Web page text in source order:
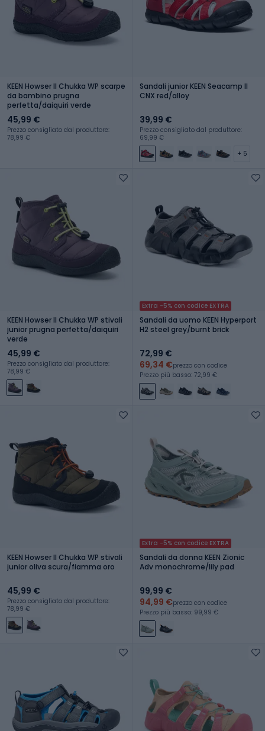
KEEN Howser II Chukka WP scarpe
da bambino prugna
perfetta/daiquiri verde
45,99 €
Prezzo consigliato dal produttore:
78,99 €
Sandali junior KEEN Seacamp II
CNX red/alloy
39,99 €
Prezzo consigliato dal produttore:
69,99 €
+ 5
KEEN Howser II Chukka WP stivali
junior prugna perfetta/daiquiri
verde
45,99 €
Prezzo consigliato dal produttore:
78,99 €
Extra -5% con codice EXTRA
Sandali da uomo KEEN Hyperport
H2 steel grey/burnt brick
72,99 €
69,34 €prezzo con codice
Prezzo più basso: 72,99 €
KEEN Howser II Chukka WP stivali
junior oliva scura/fiamma oro
45,99 €
Prezzo consigliato dal produttore:
78,99 €
Extra -5% con codice EXTRA
Sandali da donna KEEN Zionic
Adv monochrome/lily pad
99,99 €
94,99 €prezzo con codice
Prezzo più basso: 99,99 €